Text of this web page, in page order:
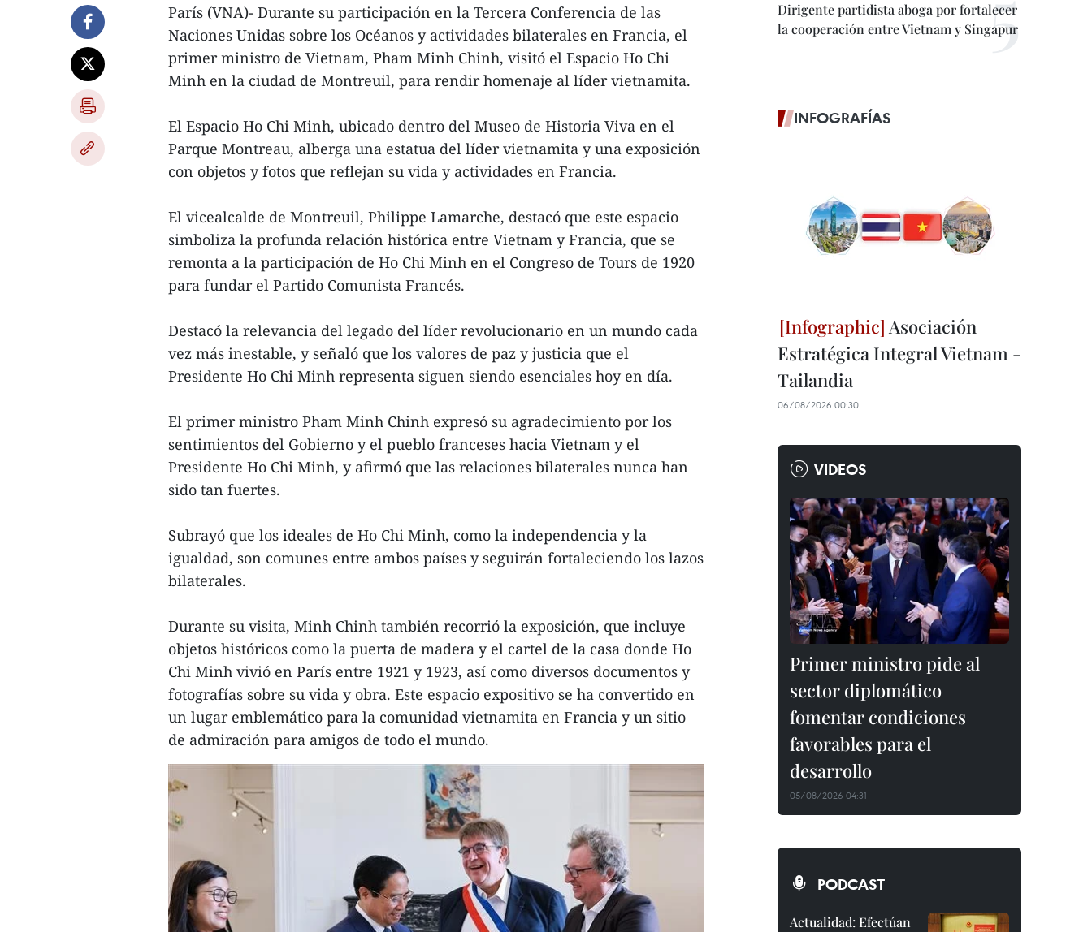
París (VNA)- Durante su participación en la Tercera Conferencia de las
Naciones Unidas sobre los Océanos y actividades bilaterales en Francia, el
primer ministro de Vietnam, Pham Minh Chinh, visitó el Espacio Ho Chi
Minh en la ciudad de Montreuil, para rendir homenaje al líder vietnamita.
El Espacio Ho Chi Minh, ubicado dentro del Museo de Historia Viva en el
Parque Montreau, alberga una estatua del líder vietnamita y una exposición
con objetos y fotos que reflejan su vida y actividades en Francia.
El vicealcalde de Montreuil, Philippe Lamarche, destacó que este espacio
simboliza la profunda relación histórica entre Vietnam y Francia, que se
remonta a la participación de Ho Chi Minh en el Congreso de Tours de 1920
para fundar el Partido Comunista Francés.
Destacó la relevancia del legado del líder revolucionario en un mundo cada
vez más inestable, y señaló que los valores de paz y justicia que el
Presidente Ho Chi Minh representa siguen siendo esenciales hoy en día.
El primer ministro Pham Minh Chinh expresó su agradecimiento por los
sentimientos del Gobierno y el pueblo franceses hacia Vietnam y el
Presidente Ho Chi Minh, y afirmó que las relaciones bilaterales nunca han
sido tan fuertes.
Subrayó que los ideales de Ho Chi Minh, como la independencia y la
igualdad, son comunes entre ambos países y seguirán fortaleciendo los lazos
bilaterales.
Durante su visita, Minh Chinh también recorrió la exposición, que incluye
objetos históricos como la puerta de madera y el cartel de la casa donde Ho
Chi Minh vivió en París entre 1921 y 1923, así como diversos documentos y
fotografías sobre su vida y obra. Este espacio expositivo se ha convertido en
un lugar emblemático para la comunidad vietnamita en Francia y un sitio
de admiración para amigos de todo el mundo.
Dirigente partidista aboga por fortalecer
la cooperación entre Vietnam y Singapur
INFOGRAFÍAS
Asociación
Estratégica Integral Vietnam -
Tailandia
06/08/2026 00:30
VIDEOS
Primer ministro pide al
sector diplomático
fomentar condiciones
favorables para el
desarrollo
05/08/2026 04:31
PODCAST
Actualidad: Efectúan